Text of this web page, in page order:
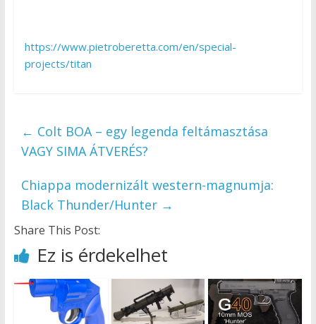
https://www.pietroberetta.com/en/special-
projects/titan
← Colt BOA – egy legenda feltámasztása
VAGY SIMA ÁTVERÉS?
Chiappa modernizált western-magnumja:
Black Thunder/Hunter →
Share This Post:
Ez is érdekelhet